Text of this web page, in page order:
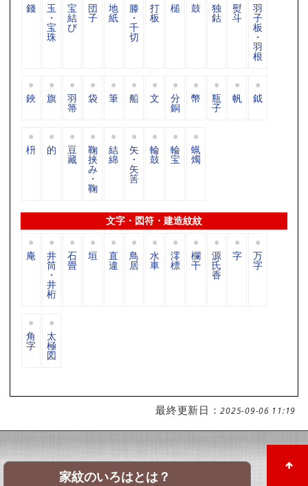
錢 玉
・
宝
珠
宝
結
び
団
子
地
紙
滕
・
千
切
打
板
槌 鼓 独
鈷
熨
斗
羽
子
板
・
羽
根
鋏 旗 羽
箒
袋 筆 船 文 分
銅
幣 瓶
子
帆 鉞
枡 的 豆
藏
鞠
挟
み
・
鞠
結
綿
矢
・
矢
筈
輪
鼓
輪
宝
蝋
燭
文字・図符・建造紋紋
庵 井
筒
・
井
桁
石
畳
垣 直
違
鳥
居
水
車
澪
標
欄
干
源
氏
香
字 万
字
角
字
太
極
図
最終更新日：2025-09-06 11:19
家紋のいろはとは？